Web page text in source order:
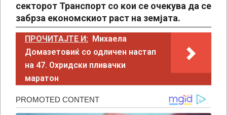
секторот Транспорт со кои се очекува да се
забрза економскиот раст на земјата.
ПРОЧИТАЈТЕ И: Михаела
Домазетовиќ со одличен настап
на 47. Охридски пливачки
маратон